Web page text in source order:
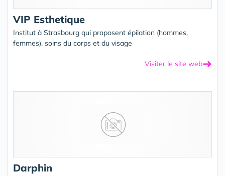
VIP Esthetique
Institut à Strasbourg qui proposent épilation (hommes,
femmes), soins du corps et du visage
Visiter le site web➜
Darphin